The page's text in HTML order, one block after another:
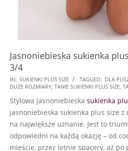
Jasnoniebieska sukienka
3/4
2024-
06-
19
IN: SUKIENKI PLUS SIZE TAGGED: DLA
DUŻE ROZMIARY, TANIE SUKIENKI PLUS SIZE,
Stylowa jasnoniebieska sukienka
jasnoniebieska sukienka plus size z
na największe uznanie. Jest to
odpowiedni na każdą okazję – od
mieście, przez letnie spacery, aż